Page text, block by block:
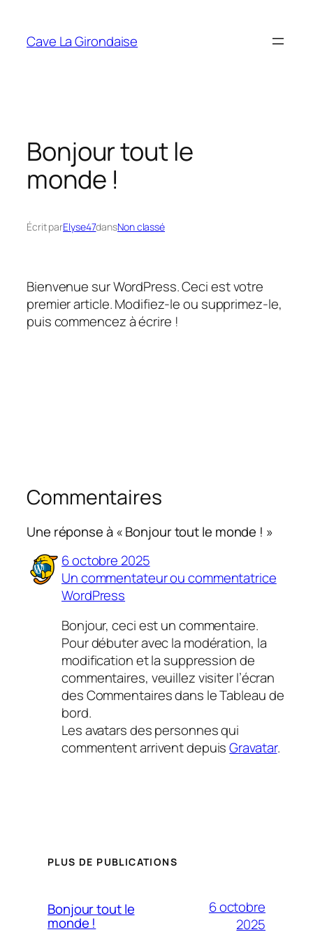
contenu
Cave La Girondaise
Bonjour tout le
monde !
Écrit parElyse47dansNon classé
Bienvenue sur WordPress. Ceci est votre
premier article. Modifiez-le ou supprimez-le,
puis commencez à écrire !
Commentaires
Une réponse à « Bonjour tout le monde ! »
6 octobre 2025
Un commentateur ou commentatrice
WordPress
Bonjour, ceci est un commentaire.
Pour débuter avec la modération, la
modification et la suppression de
commentaires, veuillez visiter l’écran
des Commentaires dans le Tableau de
bord.
Les avatars des personnes qui
commentent arrivent depuisGravatar.
PLUS DE PUBLICATIONS
Bonjour tout le
monde !
6 octobre
2025